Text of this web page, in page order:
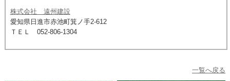
株式会社 遠州建設
愛知県日進市赤池町箕ノ手2-612
ＴＥＬ 052-806-1304
一覧へ戻る